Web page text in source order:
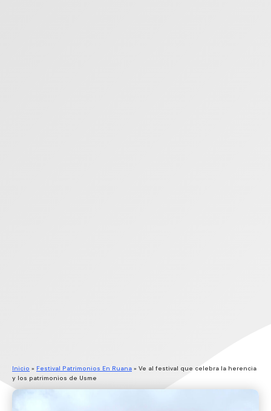
Inicio » Festival Patrimonios En Ruana » Ve al festival que celebra la herencia
y los patrimonios de Usme